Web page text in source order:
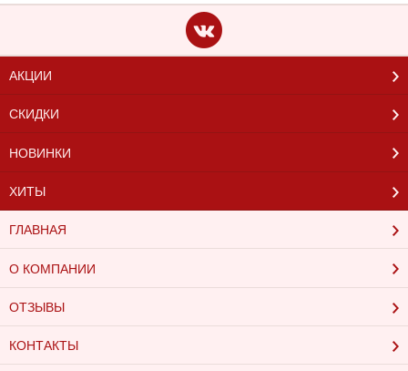
АКЦИИ
СКИДКИ
НОВИНКИ
ХИТЫ
ГЛАВНАЯ
О КОМПАНИИ
ОТЗЫВЫ
КОНТАКТЫ